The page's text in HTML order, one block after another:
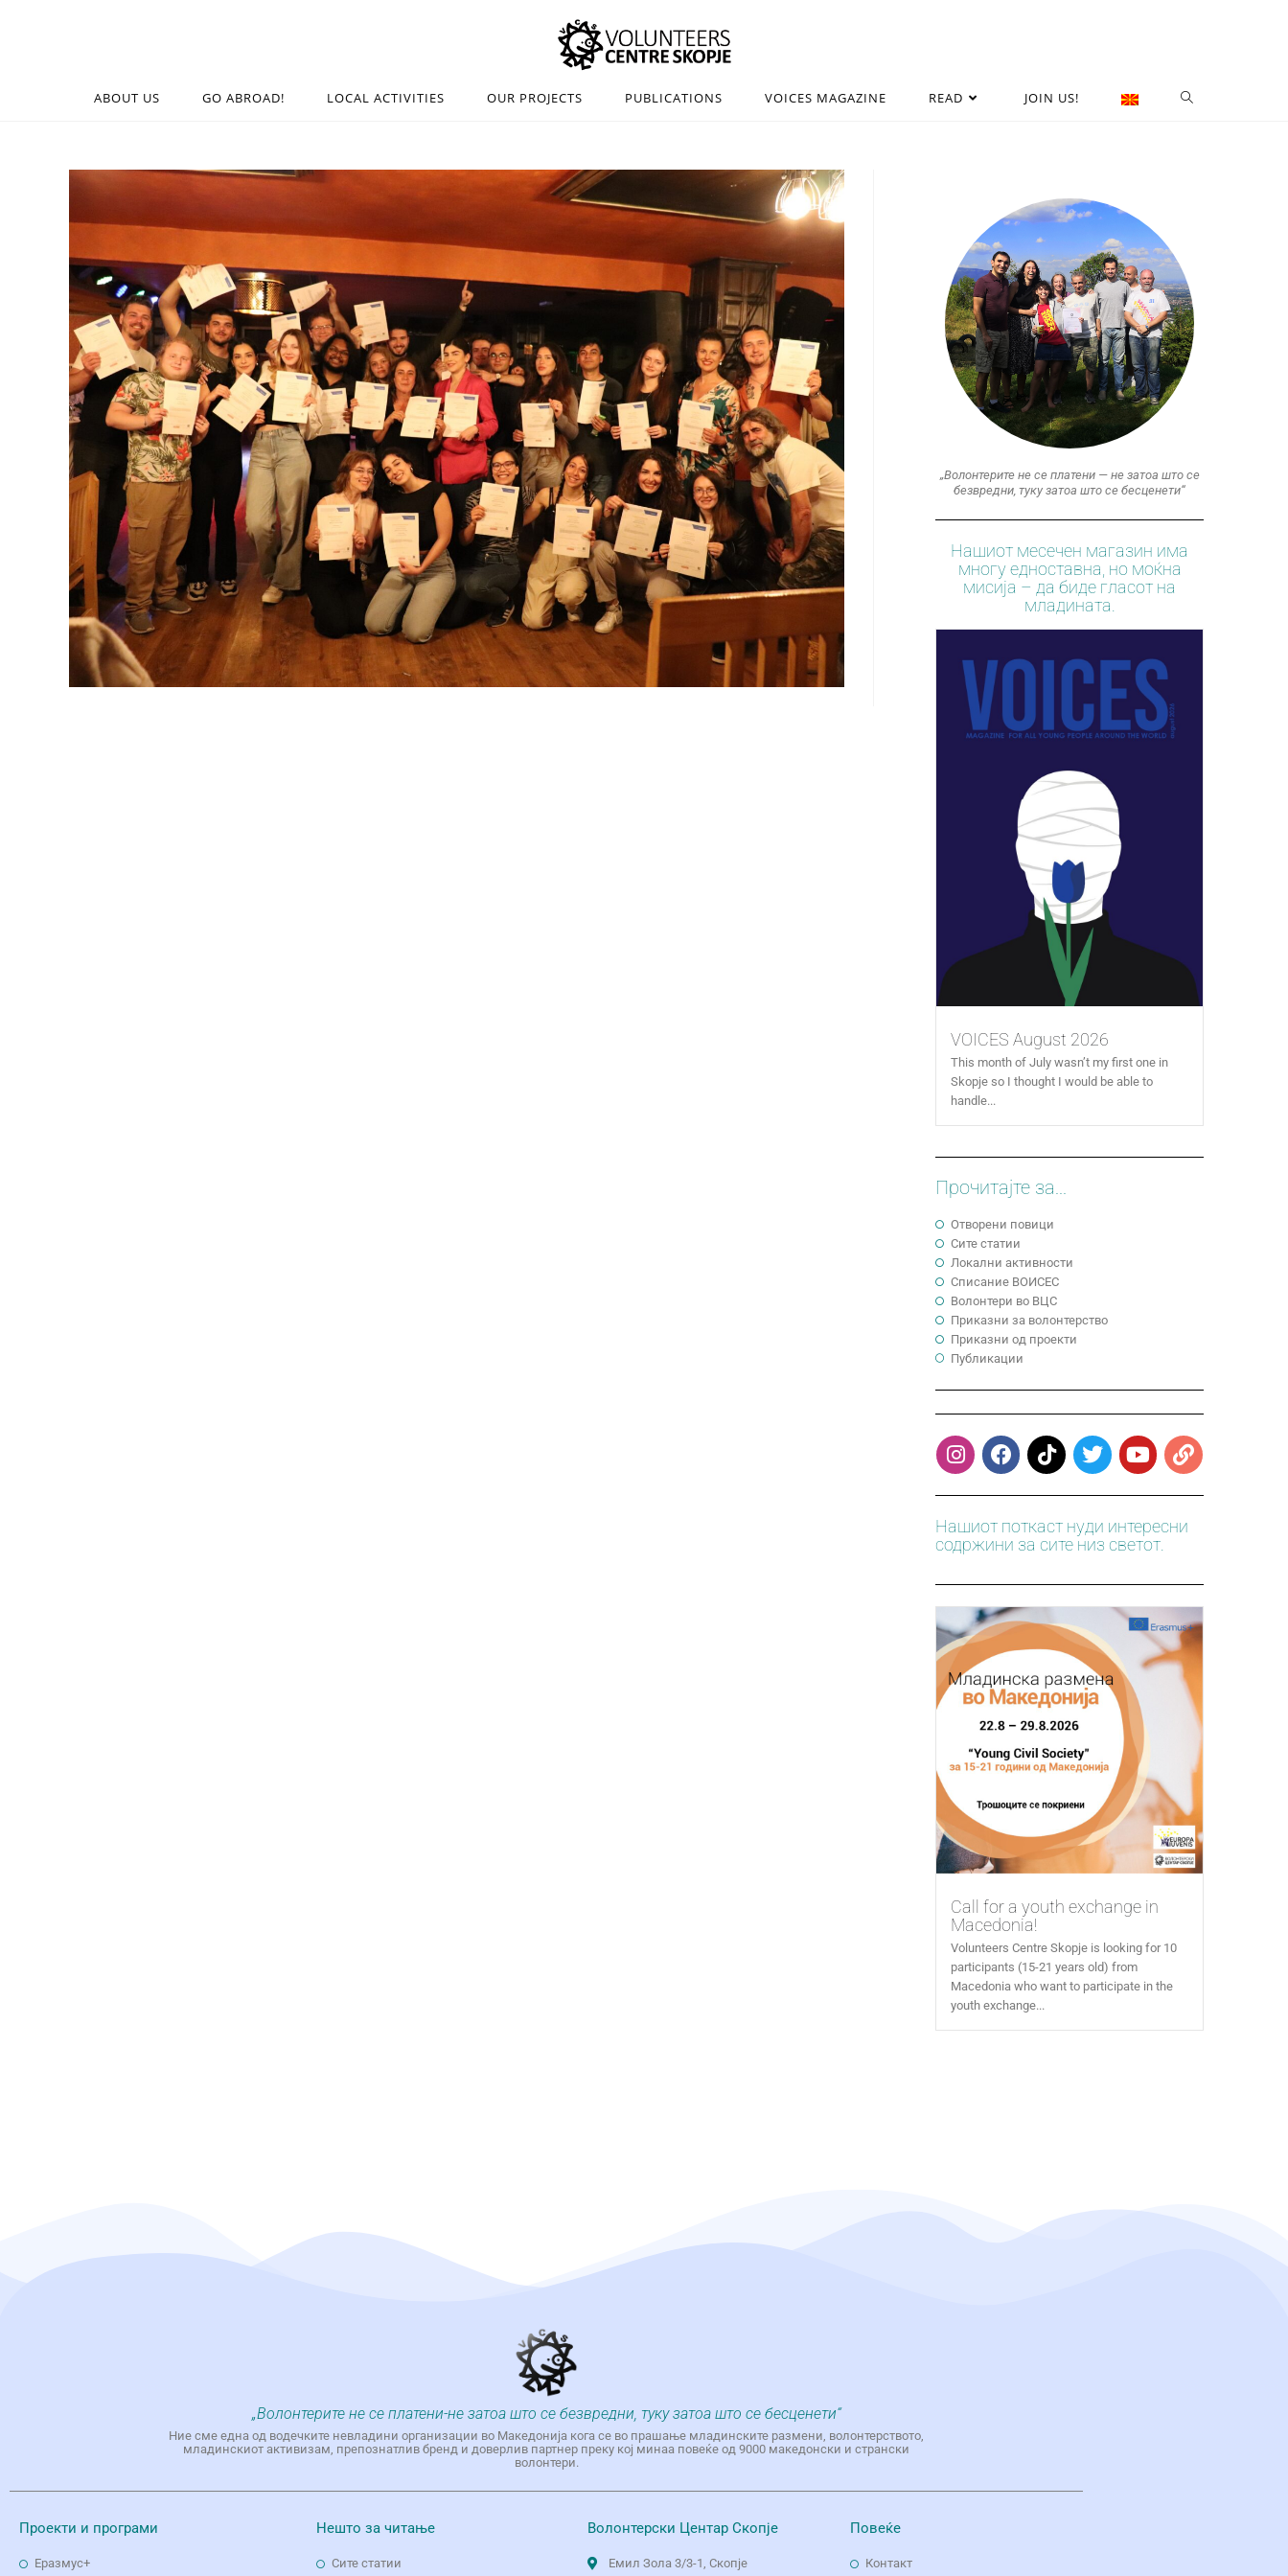
ABOUT US GO ABROAD! LOCAL ACTIVITIES OUR PROJECTS PUBLICATIONS VOICES MAGAZINE READ JOIN US!
„Волонтерите не се платени — не затоа што се
безвредни, туку затоа што се бесценети“
Нашиот месечен магазин има
многу едноставна, но моќна
мисија – да биде гласот на
младината.
VOICES August 2026
This month of July wasn’t my first one in
Skopje so I thought I would be able to
handle...
Прочитајте за...
Отворени повици
Сите статии
Локални активности
Cписание ВОИСЕС
Волонтери во ВЦС
Приказни за волонтерство
Приказни од проекти
Публикации
Нашиот поткаст нуди интересни
содржини за сите низ светот.
Call for a youth exchange in
Macedonia!
Volunteers Centre Skopje is looking for 10
participants (15-21 years old) from
Macedonia who want to participate in the
youth exchange...
„Волонтерите не се платени-не затоа што се безвредни, туку затоа што се бесценети“
Ние сме една од водечките невладини организации во Македонија кога се во прашање младинските размени, волонтерството,
младинскиот активизам, препознатлив бренд и доверлив партнер преку кој минаа повеќе од 9000 македонски и странски
волонтери.
Проекти и програми
Еразмус+
Нешто за читање
Сите статии
Волонтерски Центар Скопје
Емил Зола 3/3-1, Скопје
Повеќе
Контакт